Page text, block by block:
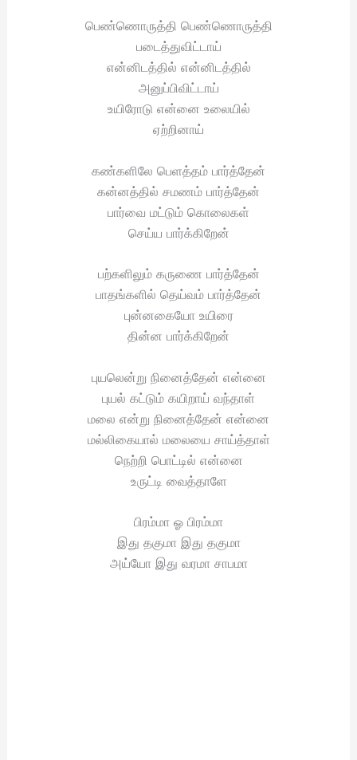
பெண்ணொருத்தி பெண்ணொருத்தி
படைத்துவிட்டாய்
என்னிடத்தில் என்னிடத்தில்
அனுப்பிவிட்டாய்
உயிரோடு என்னை உலையில்
ஏற்றினாய்
கண்களிலே பெளத்தம் பார்த்தேன்
கன்னத்தில் சமணம் பார்த்தேன்
பார்வை மட்டும் கொலைகள்
செய்ய பார்க்கிறேன்
பற்களிலும் கருணை பார்த்தேன்
பாதங்களில் தெய்வம் பார்த்தேன்
புன்னகையோ உயிரை
தின்ன பார்க்கிறேன்
புயலென்று நினைத்தேன் என்னை
புயல் கட்டும் கயிறாய் வந்தாள்
மலை என்று நினைத்தேன் என்னை
மல்லிகையால் மலையை சாய்த்தாள்
நெற்றி பொட்டில் என்னை
உருட்டி வைத்தாளே
பிரம்மா ஓ பிரம்மா
இது தகுமா இது தகுமா
அய்யோ இது வரமா சாபமா